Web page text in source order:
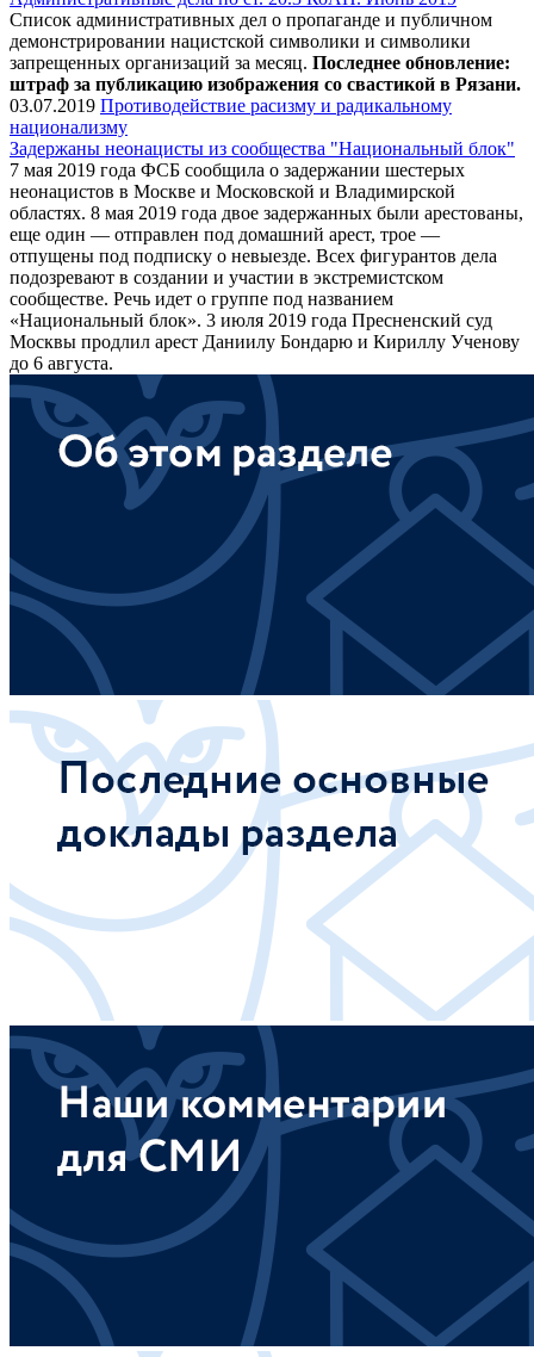
Список административных дел о пропаганде и публичном
демонстрировании нацистской символики и символики
запрещенных организаций за месяц. Последнее обновление:
штраф за публикацию изображения со свастикой в Рязани.
03.07.2019 Противодействие расизму и радикальному
национализму
Задержаны неонацисты из сообщества "Национальный блок"
7 мая 2019 года ФСБ сообщила о задержании шестерых
неонацистов в Москве и Московской и Владимирской
областях. 8 мая 2019 года двое задержанных были арестованы,
еще один — отправлен под домашний арест, трое —
отпущены под подписку о невыезде. Всех фигурантов дела
подозревают в создании и участии в экстремистском
сообществе. Речь идет о группе под названием
«Национальный блок». 3 июля 2019 года Пресненский суд
Москвы продлил арест Даниилу Бондарю и Кириллу Ученову
до 6 августа.